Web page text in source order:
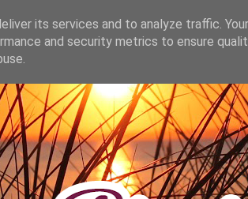
its services and to analyze traffic.
and security metrics to ensure